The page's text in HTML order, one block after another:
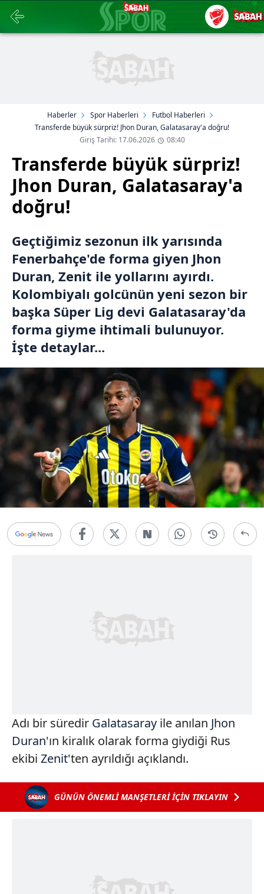
Haberler Spor Haberleri
Futbol Haberleri
Transferde büyük sürpriz! Jhon Duran, Galatasaray'a doğru!
Giriş Tarihi: 17.06.2026
08:40
Transferde büyük sürpriz!
Jhon Duran, Galatasaray'a
doğru!
Geçtiğimiz sezonun ilk yarısında
Fenerbahçe'de forma giyen Jhon
Duran, Zenit ile yollarını ayırdı.
Kolombiyalı golcünün yeni sezon bir
başka Süper Lig devi Galatasaray'da
forma giyme ihtimali bulunuyor.
İşte detaylar...
Adı bir süredir Galatasaray ile anılan Jhon
Duran'ın kiralık olarak forma giydiği Rus
ekibi Zenit'ten ayrıldığı açıklandı.
GÜNÜN ÖNEMLİ MANŞETLERİ İÇİN TIKLAYIN